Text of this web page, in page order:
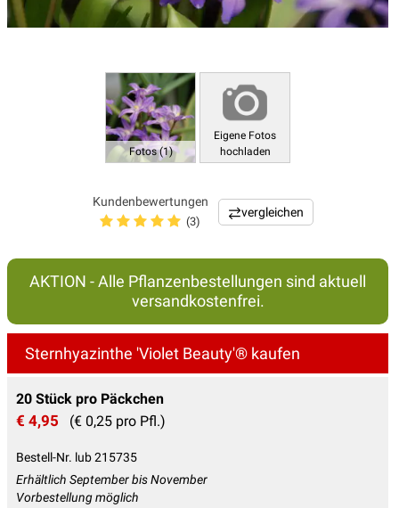
Fotos (1)
Eigene Fotos
hochladen
Kundenbewertungen
(3)
vergleichen
AKTION - Alle Pflanzenbestellungen sind aktuell
versandkostenfrei.
Sternhyazinthe 'Violet Beauty'® kaufen
20 Stück pro Päckchen
€ 4,95 (€ 0,25 pro Pfl.)
Bestell-Nr. lub 215735
Erhältlich September bis November
Vorbestellung möglich